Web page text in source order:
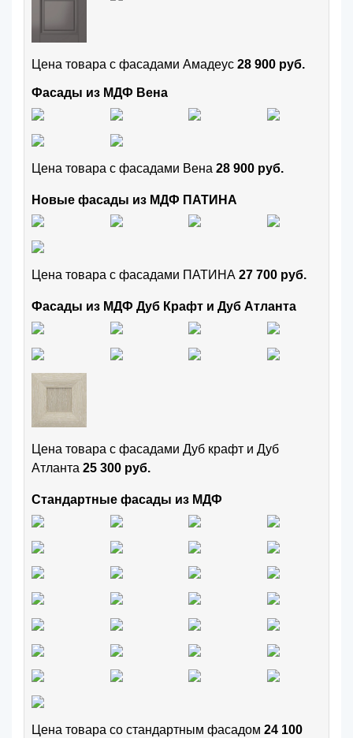
Цена товара с фасадами Амадеус 28 900 руб.
Фасады из МДФ Вена
Цена товара с фасадами Вена 28 900 руб.
Новые фасады из МДФ ПАТИНА
Цена товара с фасадами ПАТИНА 27 700 руб.
Фасады из МДФ Дуб Крафт и Дуб Атланта
Цена товара с фасадами Дуб крафт и Дуб
Атланта 25 300 руб.
Стандартные фасады из МДФ
Цена товара cо стандартным фасадом 24 100